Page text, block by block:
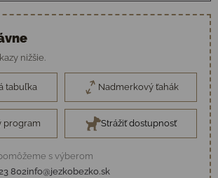
nižšie.
tabuľka Nadmerkový ťahák
program Strážiť dostupnosť
s výberom
802info@jezkobezko.sk